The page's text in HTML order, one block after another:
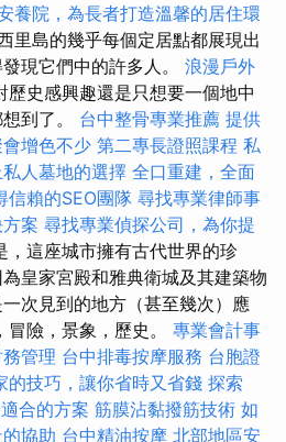
養院，為長者打造溫馨的居住環
里島的幾乎每個定居點都展現出
現它們中的許多人。 浪漫戶外
歷史感興趣還是只想要一個地中
到了。 台中整骨專業推薦 提供
增色不少 第二專長證照課程 私
人墓地的選擇 全口重建，全面
信賴的SEO團隊 尋找專業律師事
案 尋找專業偵探公司，為你提
，這座城市擁有古代世界的珍
皇家宮殿和雅典衛城及其建築物
次見到的地方（甚至幾次）應
險，景象，歷史。 專業會計事
管理 台中排毒按摩服務 台胞證
的技巧，讓你省時又省錢 探索
合的方案 筋膜沾黏撥筋技術 如
協助 台中精油按摩 北部地區安